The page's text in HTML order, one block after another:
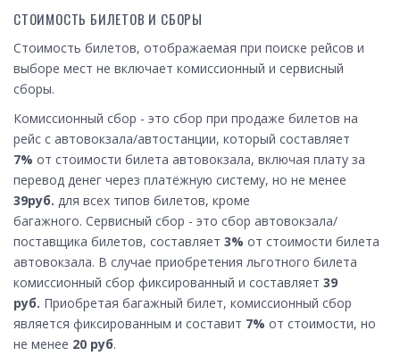
СТОИМОСТЬ БИЛЕТОВ И СБОРЫ
Стоимость билетов, отображаемая при поиске рейсов и
выборе мест не включает комиссионный и сервисный
сборы.
Комиссионный сбор - это сбор при продаже билетов на
рейс с автовокзала/автостанции, который составляет
7% от стоимости билета автовокзала, включая плату за
перевод денег через платёжную систему, но не менее
39руб. для всех типов билетов, кроме
багажного. Сервисный сбор - это сбор автовокзала/
поставщика билетов, составляет 3% от стоимости билета
автовокзала. В случае приобретения льготного билета
комиссионный сбор фиксированный и составляет 39
руб. Приобретая багажный билет, комиссионный сбор
является фиксированным и составит 7% от стоимости, но
не менее 20 руб.